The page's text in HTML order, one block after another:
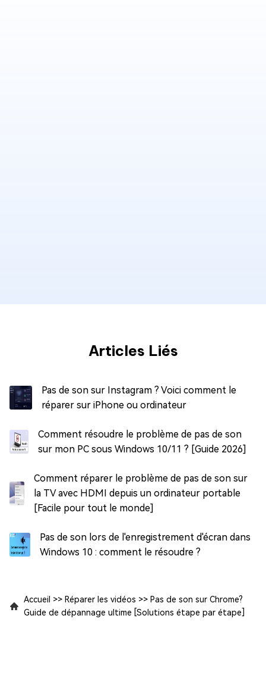
Articles Liés
Pas de son sur Instagram ? Voici comment le
réparer sur iPhone ou ordinateur
Comment résoudre le problème de pas de son
sur mon PC sous Windows 10/11 ? [Guide 2026]
Comment réparer le problème de pas de son sur
la TV avec HDMI depuis un ordinateur portable
[Facile pour tout le monde]
Pas de son lors de l'enregistrement d'écran dans
Windows 10 : comment le résoudre ?
Accueil >> Réparer les vidéos >> Pas de son sur Chrome?
Guide de dépannage ultime [Solutions étape par étape]